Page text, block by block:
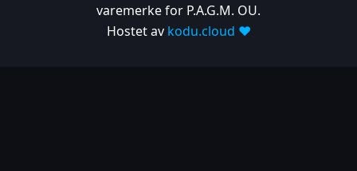
varemerke for P.A.G.M. OU.
Hostet av kodu.cloud ❤️